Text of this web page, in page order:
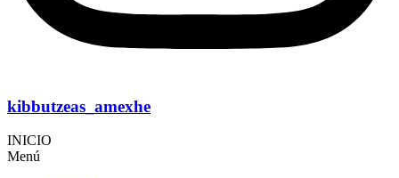
kibbutzeas_amexhe
INICIO
Menú